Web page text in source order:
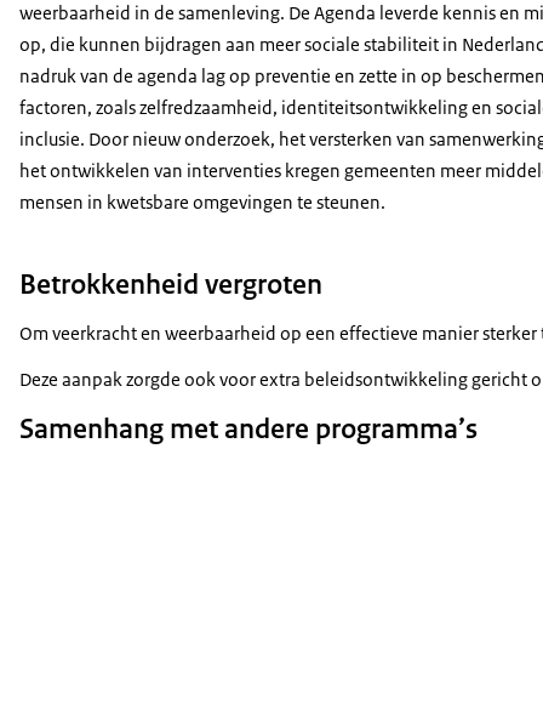
weerbaarheid in de samenleving. De Agenda leverde kennis en
op, die kunnen bijdragen aan meer sociale stabiliteit in
nadruk van de agenda lag op preventie en zette in op
factoren, zoals zelfredzaamheid, identiteitsontwikkeling en
inclusie. Door nieuw onderzoek, het versterken van
het ontwikkelen van interventies kregen gemeenten meer
mensen in kwetsbare omgevingen te steunen.
Betrokkenheid vergroten
Om veerkracht en weerbaarheid op een effectieve manier
Deze aanpak zorgde ook voor extra beleidsontwikkeling gericht
Samenhang met andere programma’s